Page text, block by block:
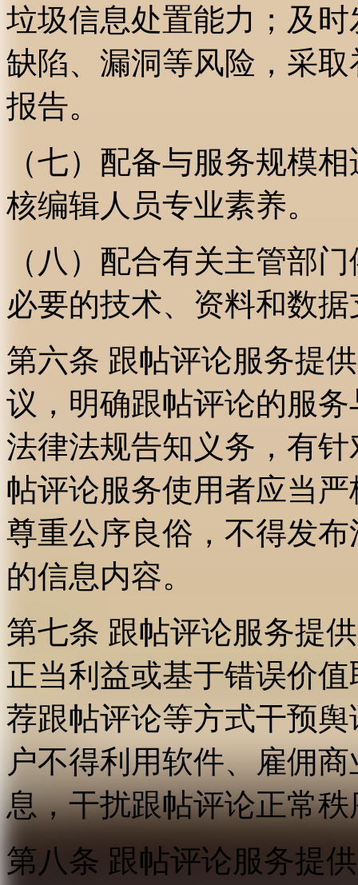
垃圾信息处置能力；及
缺陷、漏洞等风险，采
报告。
（七）配备与服务规模
核编辑人员专业素养。
（八）配合有关主管部
必要的技术、资料和数
第六条 跟帖评论服务提
议，明确跟帖评论的服
法律法规告知义务，有
帖评论服务使用者应当
尊重公序良俗，不得发
的信息内容。
第七条 跟帖评论服务提
正当利益或基于错误价
荐跟帖评论等方式干预
户不得利用软件、雇佣
息，干扰跟帖评论正常
第八条 跟帖评论服务提